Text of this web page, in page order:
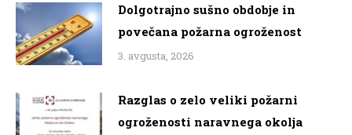
Dolgotrajno sušno obdobje in
povečana požarna ogroženost
3. avgusta, 2026
Razglas o zelo veliki požarni
ogroženosti naravnega okolja